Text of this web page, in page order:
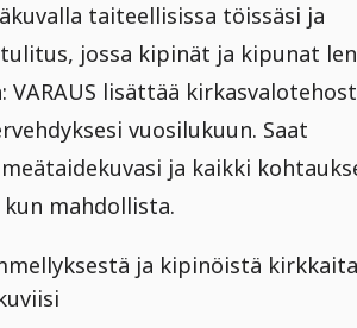
taiteellisissa töissäsi ja
jossa kipinät ja kipunat
VARAUS lisättää
vuosilukuun. Saat
ja kaikki
mahdollista.
ja kipinöistä kirkkaita